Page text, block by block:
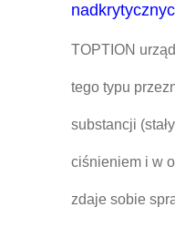
TOPTION
tego typu
substancji
ciśnieniem i w
zdaje sobie